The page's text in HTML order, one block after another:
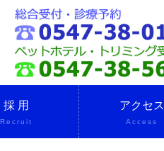
採 用
Recruit
アクセス
Access